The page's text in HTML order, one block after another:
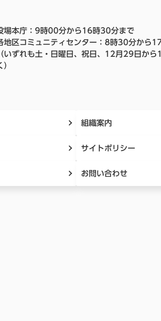
場本庁：9時00分から16時30分まで
地区コミュニティセンター：8時30分から
（いずれも土・日曜日、祝日、12月29日か
）
組織案内
サイトポリシー
お問い合わせ